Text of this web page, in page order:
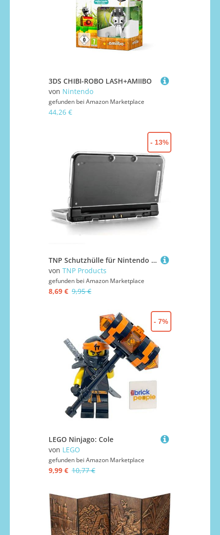
3DS CHIBI-ROBO LASH+AMIIBO
von Nintendo
gefunden bei Amazon Marketplace
44,26 €
TNP Schutzhülle für Nintendo 3DS 2015, Aluminium Gehäuse Hartschalen Harte Hülle für Nintendo Switch Spiele Konsole, Scharnierloses Hartschalenetui Case Cover mit ultraschlankem Design, Transparente
von TNP Products
gefunden bei Amazon Marketplace
8,69 € 9,95 €
- 13%
LEGO Ninjago: Cole
von LEGO
gefunden bei Amazon Marketplace
9,99 € 10,77 €
- 7%